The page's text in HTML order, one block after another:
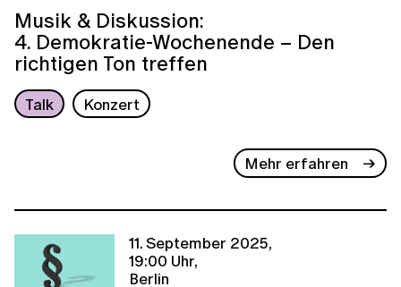
Musik & Diskussion:
4. Demokratie-Wochenende – Den
richtigen Ton treffen
Talk Konzert
Mehr erfahren
11. September 2025,
19:00 Uhr,
Berlin